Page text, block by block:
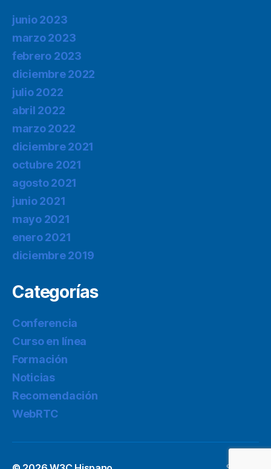
junio 2023
marzo 2023
febrero 2023
diciembre 2022
julio 2022
abril 2022
marzo 2022
diciembre 2021
octubre 2021
agosto 2021
junio 2021
mayo 2021
enero 2021
diciembre 2019
Categorías
Conferencia
Curso en línea
Formación
Noticias
Recomendación
WebRTC